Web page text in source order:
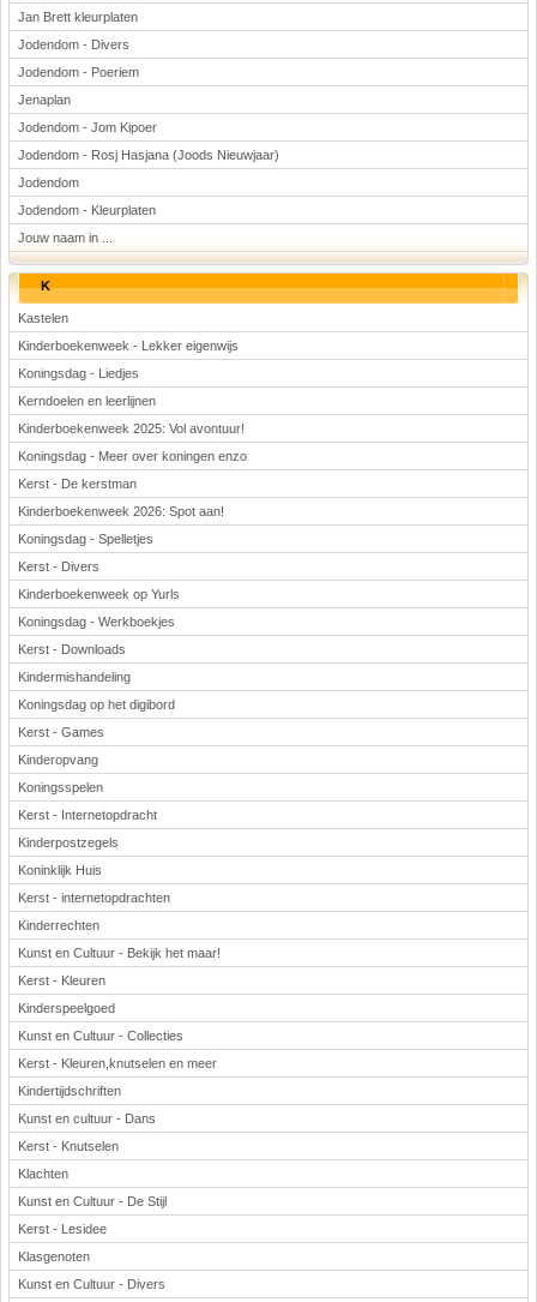
Jan Brett kleurplaten
Jodendom - Divers
Jodendom - Poeriem
Jenaplan
Jodendom - Jom Kipoer
Jodendom - Rosj Hasjana (Joods Nieuwjaar)
Jodendom
Jodendom - Kleurplaten
Jouw naam in ...
K
Kastelen
Kinderboekenweek - Lekker eigenwijs
Koningsdag - Liedjes
Kerndoelen en leerlijnen
Kinderboekenweek 2025: Vol avontuur!
Koningsdag - Meer over koningen enzo
Kerst - De kerstman
Kinderboekenweek 2026: Spot aan!
Koningsdag - Spelletjes
Kerst - Divers
Kinderboekenweek op Yurls
Koningsdag - Werkboekjes
Kerst - Downloads
Kindermishandeling
Koningsdag op het digibord
Kerst - Games
Kinderopvang
Koningsspelen
Kerst - Internetopdracht
Kinderpostzegels
Koninklijk Huis
Kerst - internetopdrachten
Kinderrechten
Kunst en Cultuur - Bekijk het maar!
Kerst - Kleuren
Kinderspeelgoed
Kunst en Cultuur - Collecties
Kerst - Kleuren,knutselen en meer
Kindertijdschriften
Kunst en cultuur - Dans
Kerst - Knutselen
Klachten
Kunst en Cultuur - De Stijl
Kerst - Lesidee
Klasgenoten
Kunst en Cultuur - Divers